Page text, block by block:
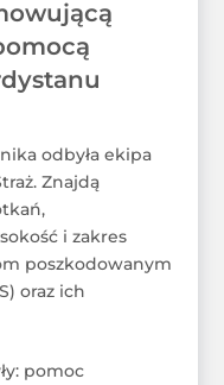
odbyła ekipa
Znajdą
i zakres
poszkodowanym
oraz ich
pomoc